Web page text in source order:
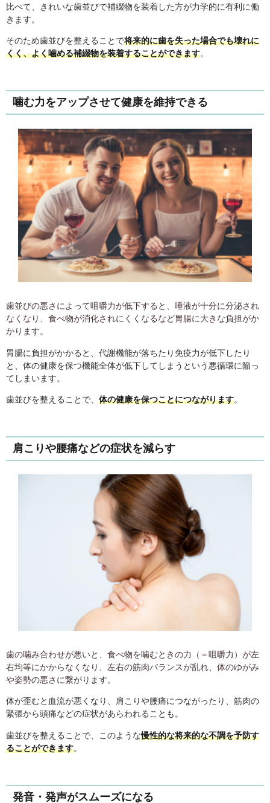
比べて、きれいな歯並びで補綴物を装着した方が力学的に有利に働
きます。
そのため歯並びを整えることで将来的に歯を失った場合でも壊れに
くく、よく噛める補綴物を装着することができます。
噛む力をアップさせて健康を維持できる
歯並びの悪さによって咀嚼力が低下すると、唾液が十分に分泌され
なくなり、食べ物が消化されにくくなるなど胃腸に大きな負担がか
かります。
胃腸に負担がかかると、代謝機能が落ちたり免疫力が低下したり
と、体の健康を保つ機能全体が低下してしまうという悪循環に陥っ
てしまいます。
歯並びを整えることで、 体の健康を保つことにつながります。
肩こりや腰痛などの症状を減らす
歯の噛み合わせが悪いと、食べ物を噛むときの力（＝咀嚼力）が左
右均等にかからなくなり、左右の筋肉バランスが乱れ、体のゆがみ
や姿勢の悪さに繋がります。
体が歪むと血流が悪くなり、肩こりや腰痛につながったり、筋肉の
緊張から頭痛などの症状があらわれることも。
歯並びを整えることで、このような慢性的な将来的な不調を予防す
ることができます。
発音・発声がスムーズになる